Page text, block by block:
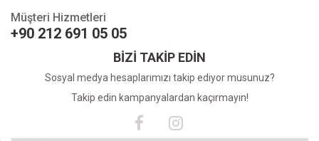
Müşteri Hizmetleri
+90 212 691 05 05
BİZİ TAKİP EDİN
Sosyal medya hesaplarımızı takip ediyor musunuz?
Takip edin kampanyalardan kaçırmayın!